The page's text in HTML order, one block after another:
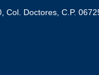
Col. Doctores, C.P.